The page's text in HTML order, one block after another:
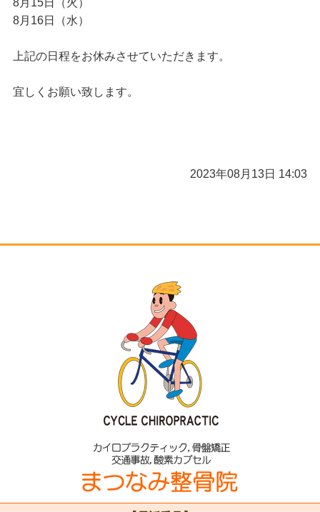
お問い合わせ
8月15日（火）
8月16日（水）
上記の日程をお休みさせていただきます。
宜しくお願い致します。
2023年08月13日 14:03